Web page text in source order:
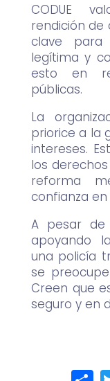
CODUE
rendición de
clave
legítima y
esto en
públicas.
La
priorice a la
intereses.
los
reforma
confianza en
A pesar de
apoyando
una policía
se
Creen que
seguro y en